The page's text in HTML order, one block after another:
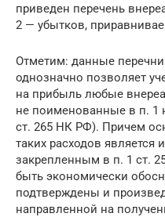
приведен перечень
2 — убытков,
Отметим: данные
однозначно позволяет
на прибыль любые
не поименованные в п. 1
ст. 265 НК РФ). Причем
таких расходов является
закрепленным в п. 1 ст.
быть экономически
подтверждены и
направленной на